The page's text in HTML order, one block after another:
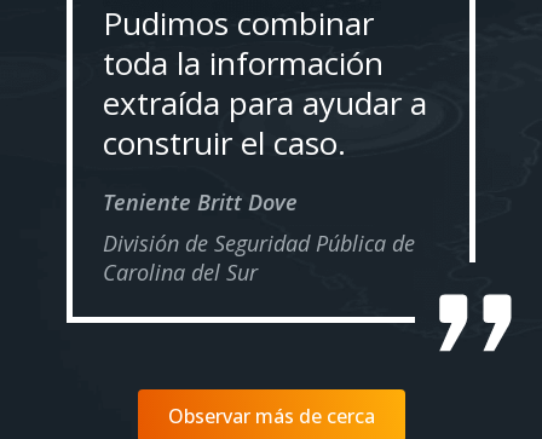
Pudimos combinar
toda la información
extraída para ayudar a
construir el caso.
Teniente Britt Dove
División de Seguridad Pública de
Carolina del Sur
Observar más de cerca